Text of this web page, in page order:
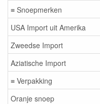
≡ Snoepmerken
USA Import uit Amerika
Zweedse Import
Aziatische Import
≡ Verpakking
Oranje snoep